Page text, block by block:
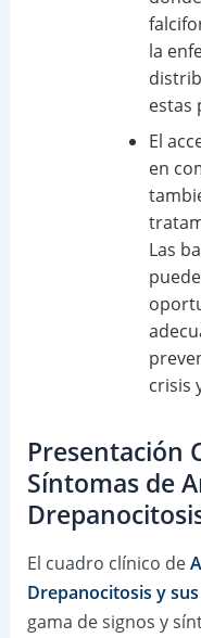
la
estas
El
en
Las
crisis
Presentación
Síntomas de
El cuadro clínico de
Drepanocitosis y
gama de signos y